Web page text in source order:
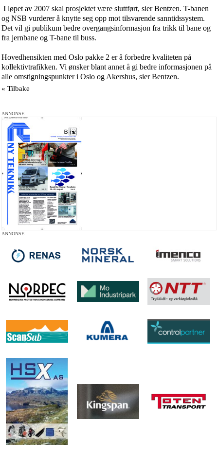
I løpet av 2007 skal prosjektet være sluttført, sier Bentzen. T-banen
og NSB vurderer å knytte seg opp mot tilsvarende sanntidssystem.
Det vil gi publikum bedre overgangsinformasjon fra trikk til bane og
fra jernbane og T-bane til buss.
Hovedhensikten med Oslo pakke 2 er å forbedre kvaliteten på
kollektivtrafikken. Vi ønsker blant annet å gi bedre informasjonen på
alle omstigningspunkter i Oslo og Akershus, sier Bentzen.
« Tilbake
ANNONSE
ANNONSE